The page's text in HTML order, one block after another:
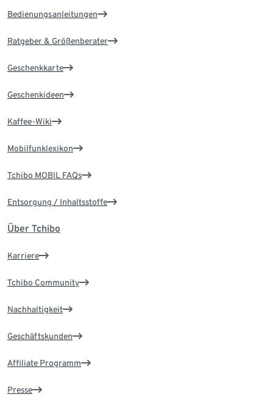
Bedienungsanleitungen
Ratgeber & Größenberater
Geschenkkarte
Geschenkideen
Kaffee-Wiki
Mobilfunklexikon
Tchibo MOBIL FAQs
Entsorgung / Inhaltsstoffe
Über Tchibo
Karriere
Tchibo Community
Nachhaltigkeit
Geschäftskunden
Affiliate Programm
Presse